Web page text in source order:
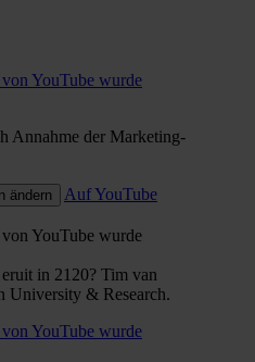
YouTube wurde
Annahme der Marketing-
ändern
Auf YouTube
YouTube wurde
in 2120? Tim van
University & Research.
YouTube wurde